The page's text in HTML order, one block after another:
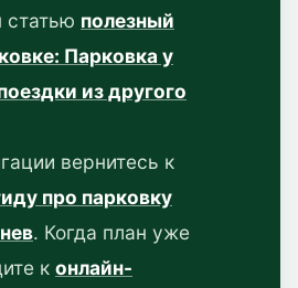
статью полезный
Парковка у
из другого
вернитесь к
про парковку
. Когда план уже
к онлайн-